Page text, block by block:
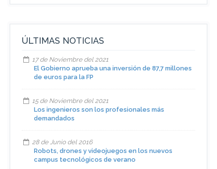
ÚLTIMAS NOTICIAS
17 de Noviembre del 2021
El Gobierno aprueba una inversión de 87,7 millones
de euros para la FP
15 de Noviembre del 2021
Los ingenieros son los profesionales más
demandados
28 de Junio del 2016
Robots, drones y videojuegos en los nuevos
campus tecnológicos de verano